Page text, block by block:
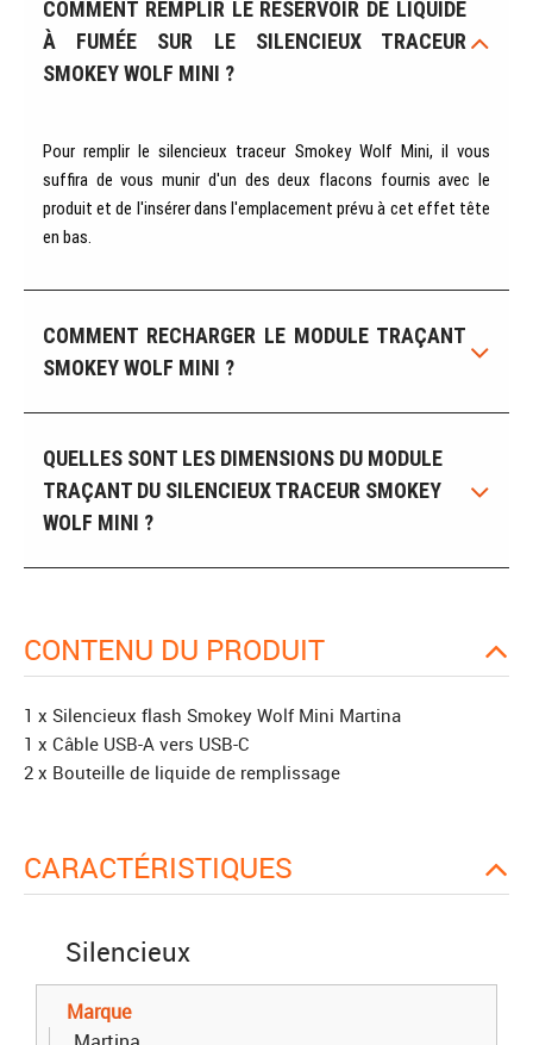
COMMENT REMPLIR LE RÉSERVOIR DE LIQUIDE
À FUMÉE SUR LE SILENCIEUX TRACEUR
SMOKEY WOLF MINI ?
Pour remplir le silencieux traceur Smokey Wolf Mini, il vous
suffira de vous munir d'un des deux flacons fournis avec le
produit et de l'insérer dans l'emplacement prévu à cet effet tête
en bas.
COMMENT RECHARGER LE MODULE TRAÇANT
SMOKEY WOLF MINI ?
QUELLES SONT LES DIMENSIONS DU MODULE
TRAÇANT DU SILENCIEUX TRACEUR SMOKEY
WOLF MINI ?
CONTENU DU PRODUIT
1 x Silencieux flash Smokey Wolf Mini Martina
1 x Câble USB-A vers USB-C
2 x Bouteille de liquide de remplissage
CARACTÉRISTIQUES
Silencieux
Marque